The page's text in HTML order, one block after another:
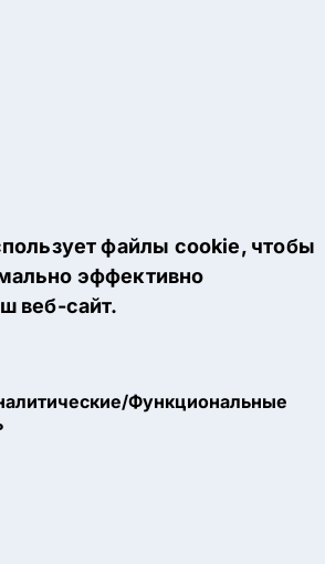
файлы cookie, чтобы
эффективно
веб-сайт.
Функциональные